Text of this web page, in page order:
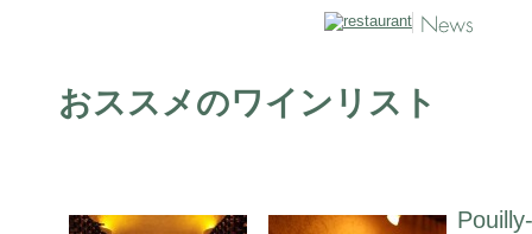
おススメのワインリスト